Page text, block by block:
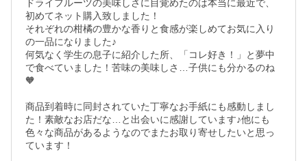
ドライフルーツの美味しさに目覚めたのは本当に最近で、
初めてネット購入致しました！
それぞれの柑橘の豊かな香りと食感が楽しめてお気に入り
の一品になりました♪
何気なく学生の息子に紹介した所、「コレ好き！」と夢中
で食べていました！苦味の美味しさ…子供にも分かるのね
🧡
商品到着時に同封されていた丁寧なお手紙にも感動しまし
た！素敵なお店だな…と出会いに感謝しています♪他にも
色々な商品があるようなのでまたお取り寄せしたいと思っ
ています！